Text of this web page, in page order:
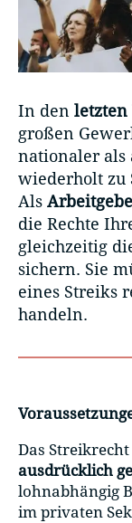
In den letzten
großen
nationaler als
wiederholt zu
Als
die Rechte
gleichzeitig
sichern. Sie
eines Streiks
handeln.
Das
ausdrücklich
lohnabhängig
im privaten